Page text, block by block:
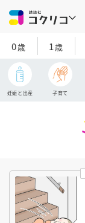
0歳 1歳
妊娠と出産 子育て